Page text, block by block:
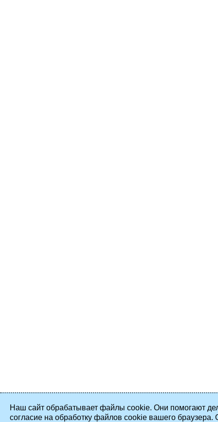
Наш сайт обрабатывает файлы cookie. Они помогают
согласие на обработку файлов cookie вашего